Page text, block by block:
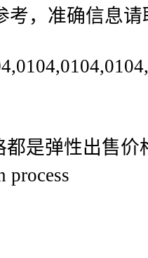
考，准确信息
都是弹性出售
process